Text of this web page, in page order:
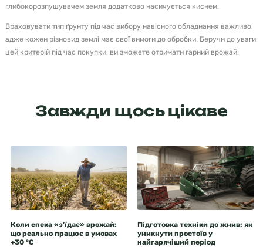
глибокорозпушувачем земля додатково насичується киснем.
Враховувати тип ґрунту під час вибору навісного обладнання важливо,
адже кожен різновид землі має свої вимоги до обробки. Беручи до уваги
цей критерій під час покупки, ви зможете отримати гарний врожай.
Завжди щось цікаве
Коли спека «з’їдає» врожай:
що реально працює в умовах
+30 °C
Підготовка техніки до жнив: як
уникнути простоїв у
найгарячіший період